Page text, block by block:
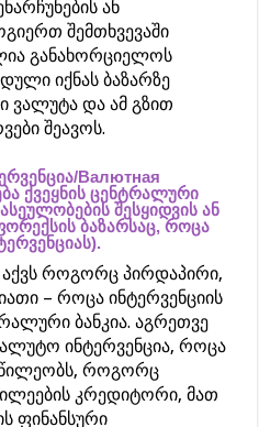
ან
შემთხვევაში
განახორციელოს
იქნას ბაზარზე
ვალუტა და ამ გზით
შეავოს.
Валютная
ქვეყნის ცენტრალური
შესყიდვის ან
ბაზარსაც, როცა
აქვს როგორც პირდაპირი,
– როცა ინტერვენციის
ბანკია. აგრეთვე
ინტერვენცია, როცა
როგორც
კრედიტორი, მათ
ფინანსური